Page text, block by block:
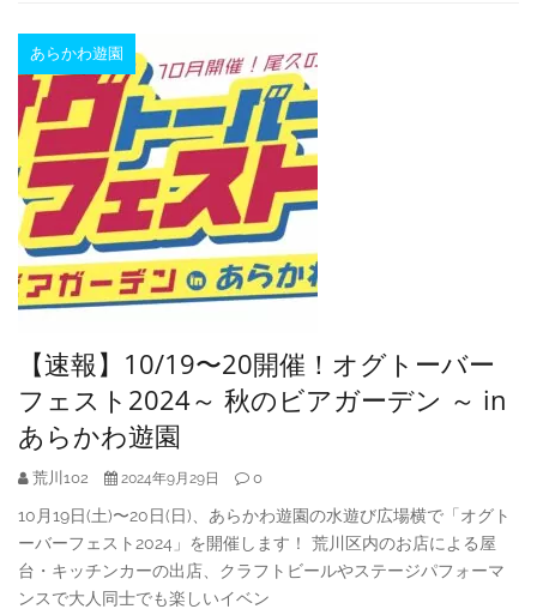
あらかわ遊園
【速報】10/19〜20開催！オグトーバー
フェスト2024～ 秋のビアガーデン ～ in
あらかわ遊園
荒川102 2024年9月29日 0
10月19日(土)〜20日(日)、あらかわ遊園の水遊び広場横で「オグト
ーバーフェスト2024」を開催します！ 荒川区内のお店による屋
台・キッチンカーの出店、クラフトビールやステージパフォーマ
ンスで大人同士でも楽しいイベン